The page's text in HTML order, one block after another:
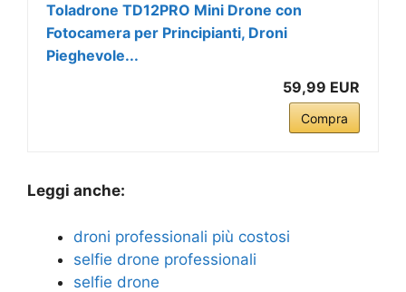
Toladrone TD12PRO Mini Drone con
Fotocamera per Principianti, Droni
Pieghevole...
59,99 EUR
Compra
Leggi anche:
droni professionali più costosi
selfie drone professionali
selfie drone